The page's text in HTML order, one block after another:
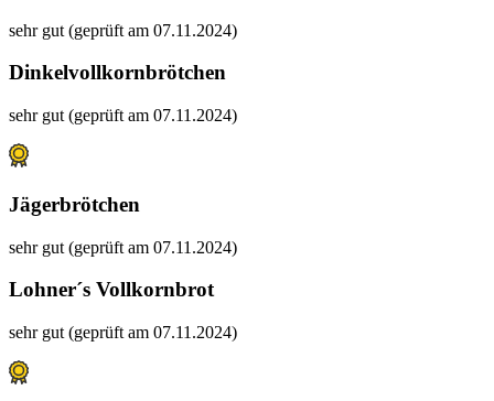
sehr gut (geprüft am 07.11.2024)
Dinkelvollkornbrötchen
sehr gut (geprüft am 07.11.2024)
Jägerbrötchen
sehr gut (geprüft am 07.11.2024)
Lohner´s Vollkornbrot
sehr gut (geprüft am 07.11.2024)